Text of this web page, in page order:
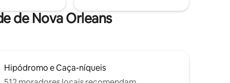
de Nova Orleans
Hipódromo e Caça-níqueis